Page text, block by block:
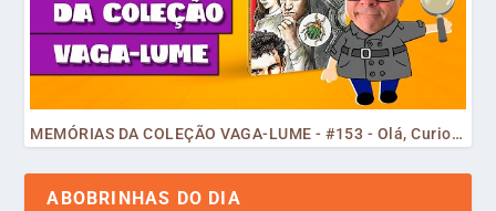
MEMÓRIAS DA COLEÇÃO VAGA-LUME - #153 - Olá, Curiosos! 2023
ABOBRINHAS DO DIA